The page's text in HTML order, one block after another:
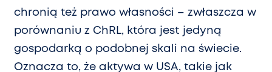
chronią też prawo własności – zwłaszcza w
porównaniu z ChRL, która jest jedyną
gospodarką o podobnej skali na świecie.
Oznacza to, że aktywa w USA, takie jak